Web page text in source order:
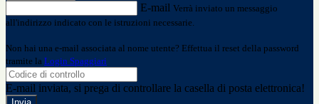
E-mail Verrà inviato un messaggio
all'indirizzo indicato con le istruzioni necessarie.
Non hai una e-mail associata al nome utente? Effettua il reset della password
tramite la Login Spaggiari
E-mail inviata, si prega di controllare la casella di posta elettronica!